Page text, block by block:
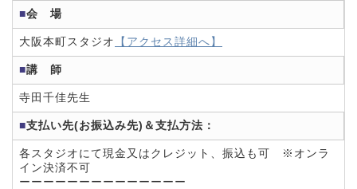
■会 場
大阪本町スタジオ 【アクセス詳細へ】
■講 師
寺田千佳先生
■支払い先(お振込み先)＆支払方法：
各スタジオにて現金又はクレジット、振込も可 ※オンラ
イン決済不可
ーーーーーーーーーーーーーー